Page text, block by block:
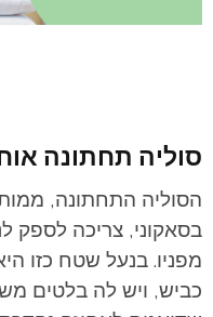
סוליה תחתונה
בסאקוני, צריכה לספק
מפניו. בנעל שטח כזו